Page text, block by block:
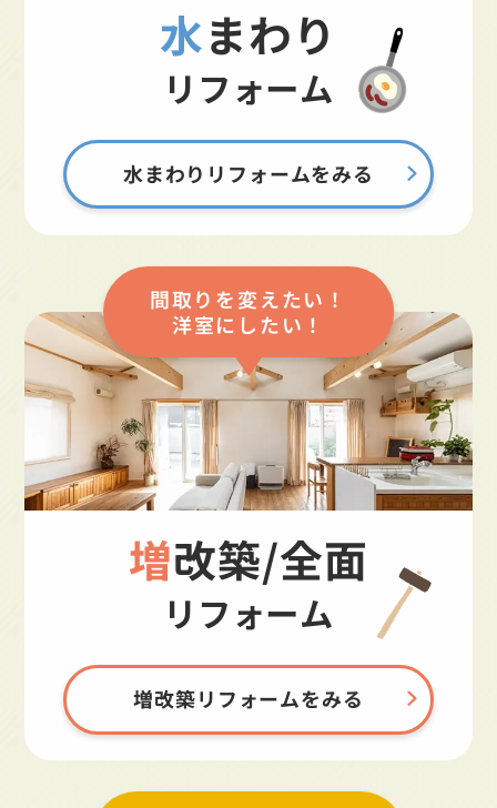
水まわり
リフォーム
水まわりリフォームをみる
間取りを変えたい！
洋室にしたい！
増改築/全面
リフォーム
増改築リフォームをみる